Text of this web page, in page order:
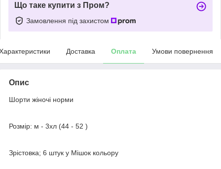
Що таке купити з Пром?
Замовлення під захистом
Доставка Оплата Умови повернення
Опис
Шорти жіночі норми
Розмір: м - 3хл (44 - 52 )
Зрістовка; 6 штук у Мішок кольору